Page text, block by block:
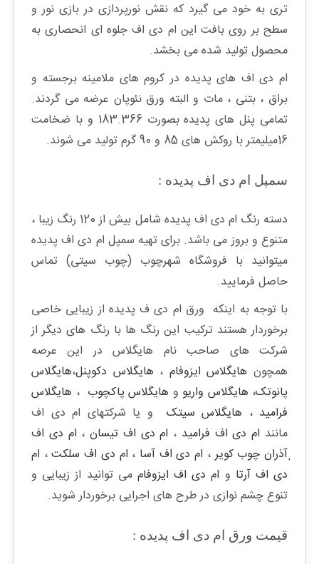
تری به خود می گیرد که نقش نورپردازی در بازی نور و
سطح بر روی بافت این ام دی اف جلوه ای انحصاری به
محصول تولید شده می بخشد.
ام دی اف های پدیده در کروم های ملامینه برجسته و
براق ، بتنی ، مات و البته ورق نئوپان عرضه می گردند.
تمامی پنل های پدیده بصورت 183.366 و با ضخامت
16میلیمتر با روکش های 85 و 90 گرم تولید می شوند.
سمپل ام دی اف پدیده :
دسته رنگ ام دی اف پدیده شامل بیش از 120 رنگ زیبا ،
متنوع و بروز می باشد. برای تهیه سمپل ام دی اف پدیده
میتوانید با فروشگاه شهرچوب (چوب سیتی) تماس
حاصل فرمایید.
با توجه به اینکه ورق ام دی ف پدیده از زیبایی خاصی
برخوردار هستند ترکیب این رنگ ها با رنگ های دیگر از
شرکت های صاحب نام هایگلاس در این عرصه
همچون هایگلاس ایزوفام ، هایگلاس دکوپنل،هایگلاس
پانوتک، هایگلاس واریو و هایگلاس پاکچوب ، هایگلاس
فرامید ، هایگلاس سیتک و یا شرکتهای ام دی اف
مانند ام دی اف فرامید ، ام دی اف تیسان، ام دی اف
ٖآذران چوب کویر، ام دی اف آسا ، ام دی اف سلکت، ام
دی اف آرتا و ام دی اف ایزوفام می توانید از زیبایی و
تنوع چشم نوازی در طرح های اجرایی برخوردار شوید.
قیمت ورق ام دی اف پدیده :